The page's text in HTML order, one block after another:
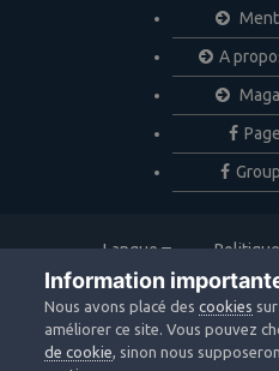
A
Langue
Nous
Copyright ©
Powered by
Information
Nous avons placé descookies
améliorer ce site. Vous pouvez
de cookie, sinon nous